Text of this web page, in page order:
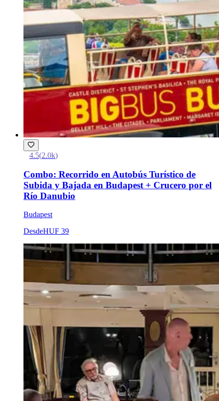
4.5(2.0k)
Combo: Recorrido en Autobús Turístico de
Subida y Bajada en Budapest + Crucero por el
Río Danubio
Budapest
DesdeHUF 39